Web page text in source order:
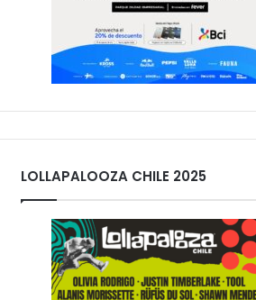
LOLLAPALOOZA CHILE 2025